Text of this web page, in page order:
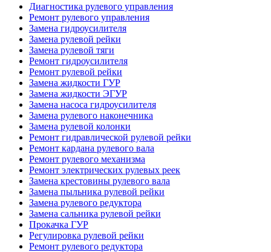
Диагностика рулевого управления
Ремонт рулевого управления
Замена гидроусилителя
Замена рулевой рейки
Замена рулевой тяги
Ремонт гидроусилителя
Ремонт рулевой рейки
Замена жидкости ГУР
Замена жидкости ЭГУР
Замена насоса гидроусилителя
Замена рулевого наконечника
Замена рулевой колонки
Ремонт гидравлической рулевой рейки
Ремонт кардана рулевого вала
Ремонт рулевого механизма
Ремонт электрических рулевых реек
Замена крестовины рулевого вала
Замена пыльника рулевой рейки
Замена рулевого редуктора
Замена сальника рулевой рейки
Прокачка ГУР
Регулировка рулевой рейки
Ремонт рулевого редуктора